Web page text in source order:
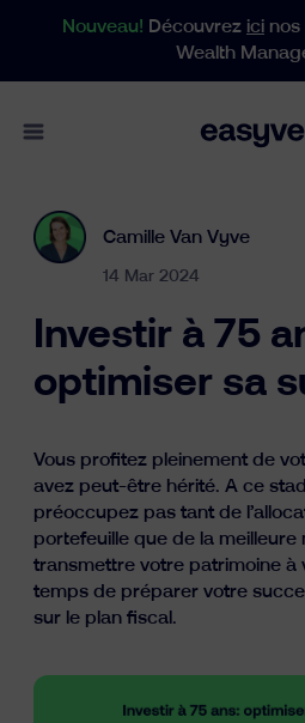
Nouveau! Découvrez ici nos
Wealth
Open main menu
Particuliers
Entreprises
Gestion de patrimoine
Ressources
Camille Van Vyve
14 Mar 2024
Investir à 75
optimiser sa
Vous profitez pleinement de
avez peut-être hérité. A ce
préoccupez pas tant de
portefeuille que de la meilleure
transmettre votre patrimoine à
temps de préparer votre
sur le plan fiscal.